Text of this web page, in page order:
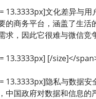
文化差异与
的商务平台，涵盖了生
求，因此它很难与微信
13.3333px] [/size]</
隐私与数据
中国政府对数据和信息